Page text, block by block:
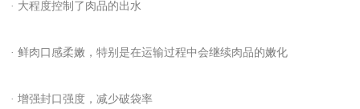
· 大程度控制了肉品的出水
· 鲜肉口感柔嫩，特别是在运输过程中会继续肉品的嫩化
· 增强封口强度，减少破袋率